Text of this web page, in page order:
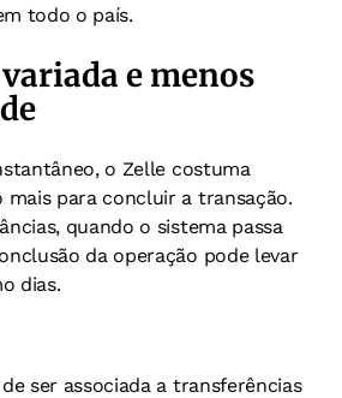
todo o país.
e menos
o Zelle costuma
para concluir a transação.
quando o sistema passa
da operação pode levar
dias.
ser associada a transferências